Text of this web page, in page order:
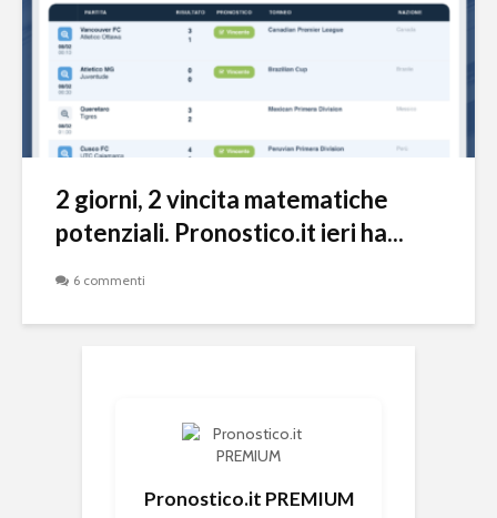
2 giorni, 2 vincita matematiche
potenziali. Pronostico.it ieri ha...
6 commenti
Pronostico.it PREMIUM